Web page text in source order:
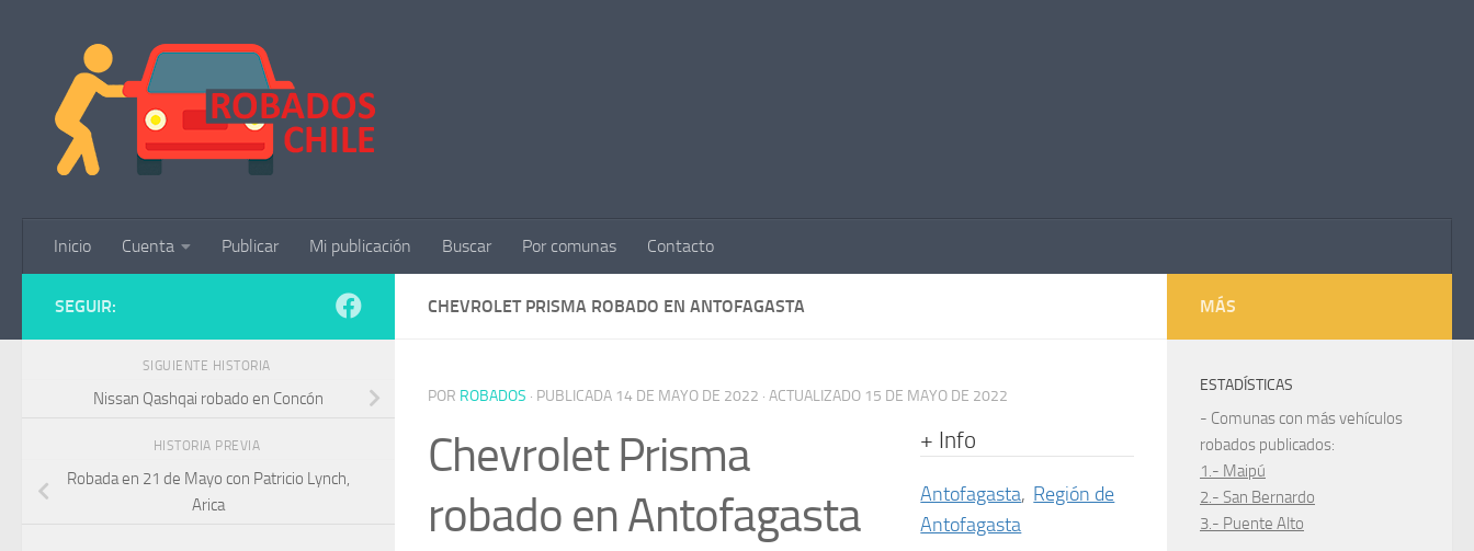
Inicio Cuenta Publicar Mi publicación Buscar Por comunas Contacto
CHEVROLET PRISMA ROBADO EN ANTOFAGASTA
POR ROBADOS · PUBLICADA 14 DE MAYO DE 2022 · ACTUALIZADO 15 DE MAYO DE 2022
Chevrolet Prisma
robado en Antofagasta
+ Info
Antofagasta, Región de
Antofagasta
SEGUIR:
SIGUIENTE HISTORIA
Nissan Qashqai robado en Concón
HISTORIA PREVIA
Robada en 21 de Mayo con Patricio Lynch,
Arica
MÁS
ESTADÍSTICAS
- Comunas con más vehículos
robados publicados:
1.- Maipú
2.- San Bernardo
3.- Puente Alto